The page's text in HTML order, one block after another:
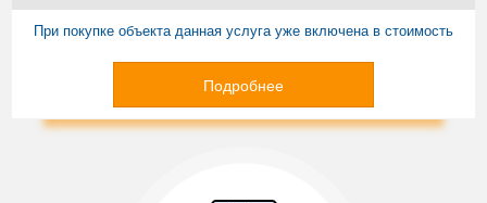
При покупке объекта данная услуга уже включена в стоимость
Подробнее